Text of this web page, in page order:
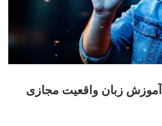
آموزش زبان واقعیت مجازی